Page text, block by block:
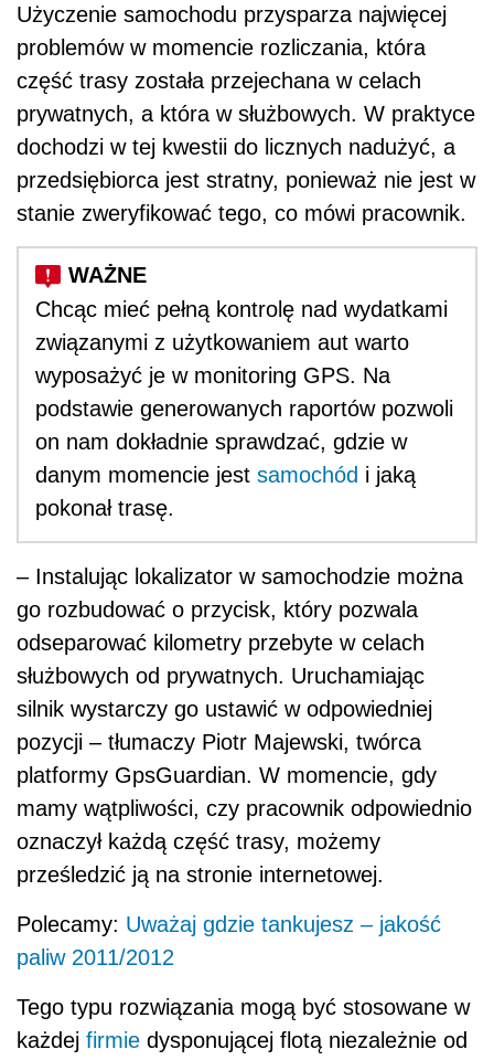
Użyczenie samochodu przysparza najwięcej
problemów w momencie rozliczania, która
część trasy została przejechana w celach
prywatnych, a która w służbowych. W praktyce
dochodzi w tej kwestii do licznych nadużyć, a
przedsiębiorca jest stratny, ponieważ nie jest w
stanie zweryfikować tego, co mówi pracownik.
Chcąc mieć pełną kontrolę nad wydatkami
związanymi z użytkowaniem aut warto
wyposażyć je w monitoring GPS. Na
podstawie generowanych raportów pozwoli
on nam dokładnie sprawdzać, gdzie w
danym momencie jest samochód i jaką
pokonał trasę.
– Instalując lokalizator w samochodzie można
go rozbudować o przycisk, który pozwala
odseparować kilometry przebyte w celach
służbowych od prywatnych. Uruchamiając
silnik wystarczy go ustawić w odpowiedniej
pozycji – tłumaczy Piotr Majewski, twórca
platformy GpsGuardian. W momencie, gdy
mamy wątpliwości, czy pracownik odpowiednio
oznaczył każdą część trasy, możemy
prześledzić ją na stronie internetowej.
Polecamy: Uważaj gdzie tankujesz – jakość
paliw 2011/2012
Tego typu rozwiązania mogą być stosowane w
każdej firmie dysponującej flotą niezależnie od